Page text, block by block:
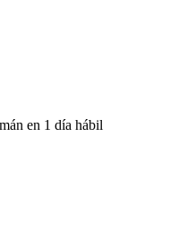
en 1 día hábil